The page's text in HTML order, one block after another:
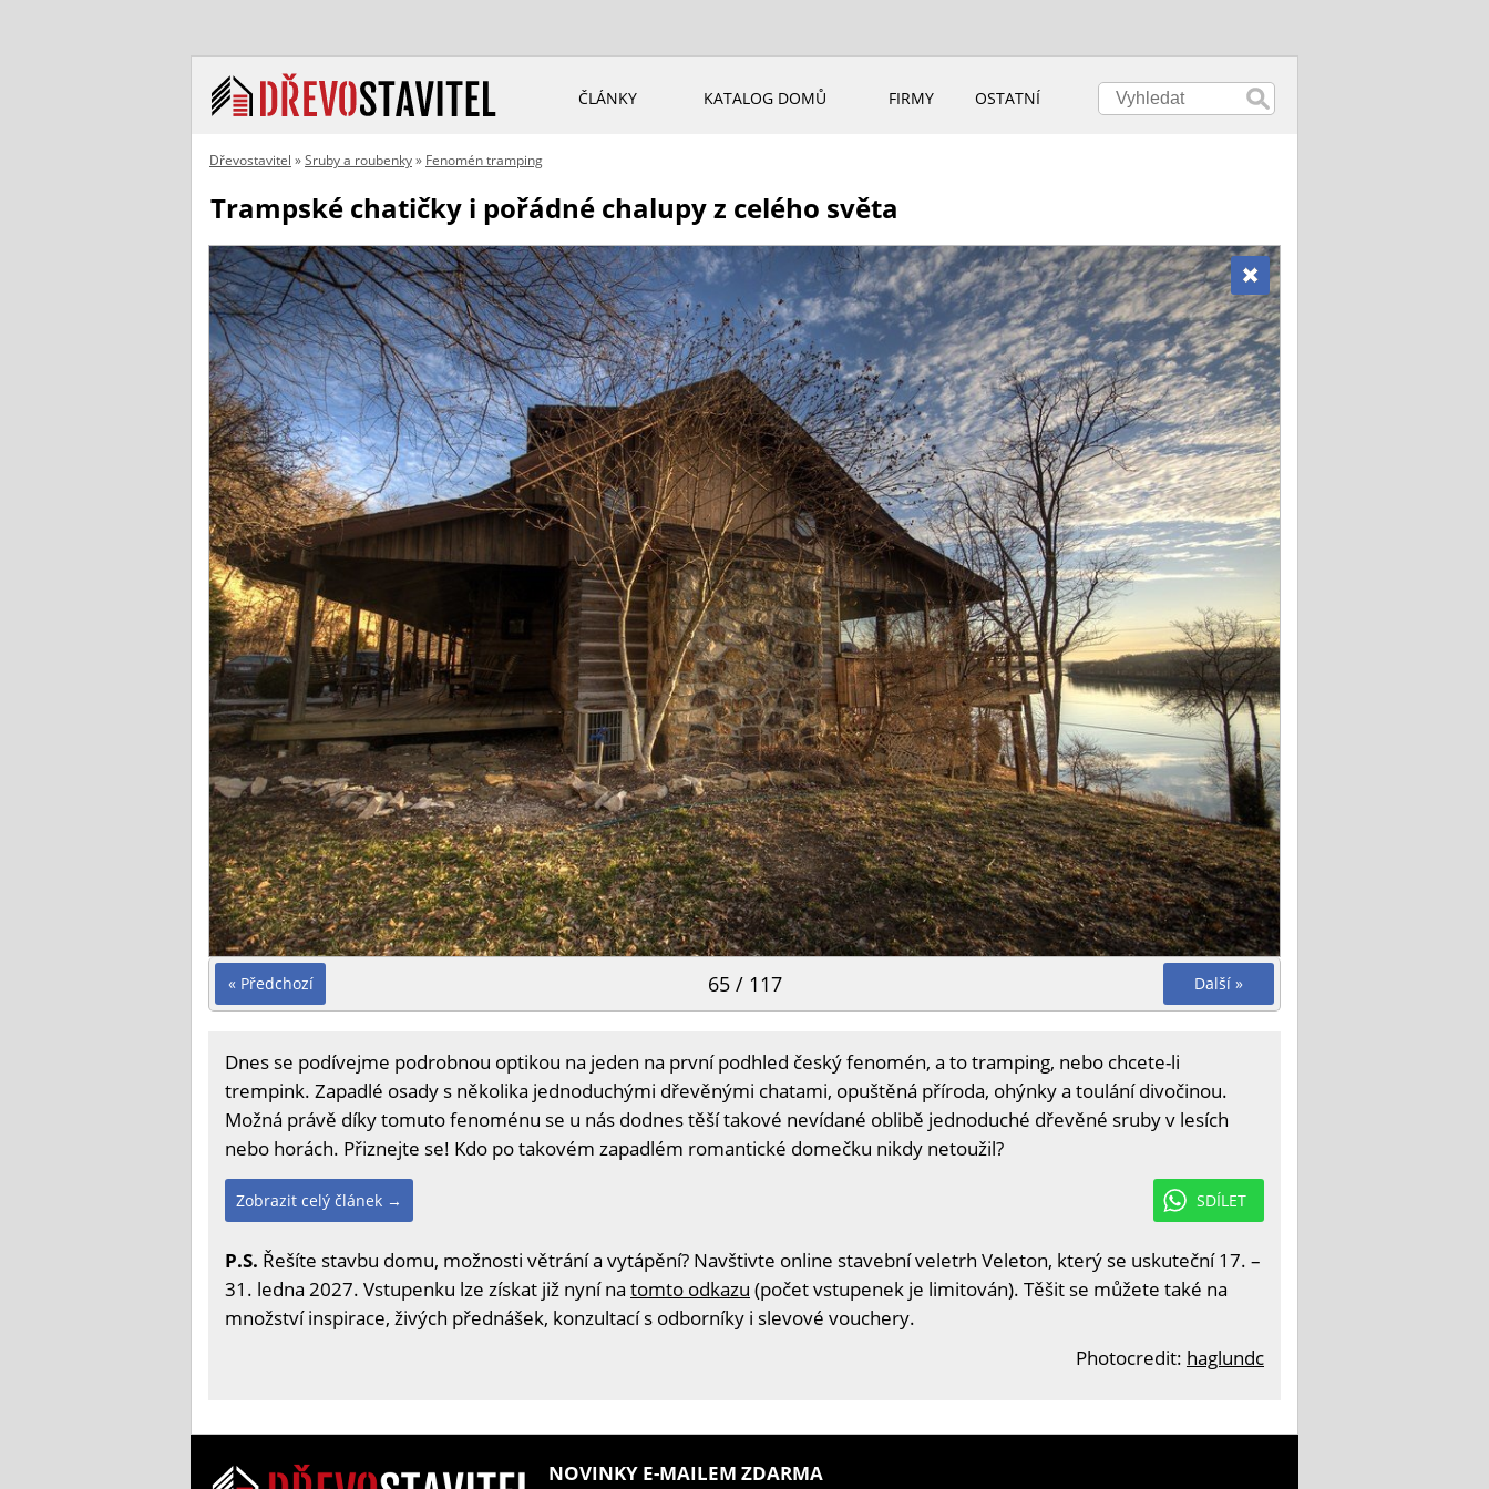
ČLÁNKY KATALOG DOMŮ FIRMY OSTATNÍ
Dřevostavitel »Sruby a roubenky» Fenomén tramping
Trampské chatičky i pořádné chalupy z celého světa
« Předchozí Další »
65 / 117
Dnes se podívejme podrobnou optikou na jeden na první podhled český fenomén, a to tramping, nebo chcete-li
trempink. Zapadlé osady s několika jednoduchými dřevěnými chatami, opuštěná příroda, ohýnky a toulání divočinou.
Možná právě díky tomuto fenoménu se u nás dodnes těší takové nevídané oblibě jednoduché dřevěné sruby v lesích
nebo horách. Přiznejte se! Kdo po takovém zapadlém romantické domečku nikdy netoužil?
SDÍLET
Zobrazit celý článek →
P.S. Řešíte stavbu domu, možnosti větrání a vytápění? Navštivte online stavební veletrh Veleton, který se uskuteční 17. –
31. ledna 2027. Vstupenku lze získat již nyní na tomto odkazu (počet vstupenek je limitován). Těšit se můžete také na
množství inspirace, živých přednášek, konzultací s odborníky i slevové vouchery.
Photocredit: haglundc
NOVINKY E-MAILEM ZDARMA